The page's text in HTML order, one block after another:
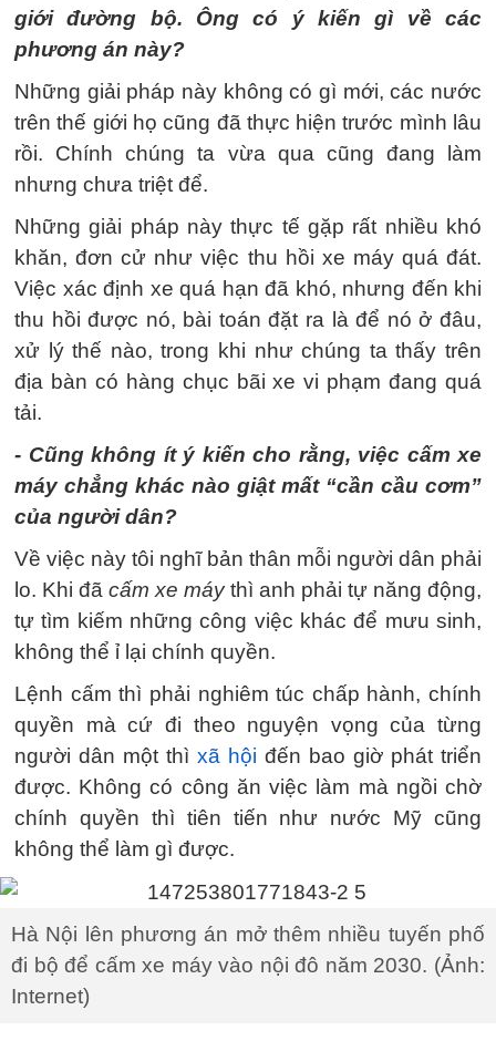
giới đường bộ. Ông có ý kiến gì về các
phương án này?
Những giải pháp này không có gì mới, các nước
trên thế giới họ cũng đã thực hiện trước mình lâu
rồi. Chính chúng ta vừa qua cũng đang làm
nhưng chưa triệt để.
Những giải pháp này thực tế gặp rất nhiều khó
khăn, đơn cử như việc thu hồi xe máy quá đát.
Việc xác định xe quá hạn đã khó, nhưng đến khi
thu hồi được nó, bài toán đặt ra là để nó ở đâu,
xử lý thế nào, trong khi như chúng ta thấy trên
địa bàn có hàng chục bãi xe vi phạm đang quá
tải.
- Cũng không ít ý kiến cho rằng, việc cấm xe
máy chẳng khác nào giật mất “cần cầu cơm”
của người dân?
Về việc này tôi nghĩ bản thân mỗi người dân phải
lo. Khi đã cấm xe máythì anh phải tự năng động,
tự tìm kiếm những công việc khác để mưu sinh,
không thể ỉ lại chính quyền.
Lệnh cấm thì phải nghiêm túc chấp hành, chính
quyền mà cứ đi theo nguyện vọng của từng
người dân một thì xã hội đến bao giờ phát triển
được. Không có công ăn việc làm mà ngồi chờ
chính quyền thì tiên tiến như nước Mỹ cũng
không thể làm gì được.
Hà Nội lên phương án mở thêm nhiều tuyến phố
đi bộ để cấm xe máy vào nội đô năm 2030. (Ảnh:
Internet)